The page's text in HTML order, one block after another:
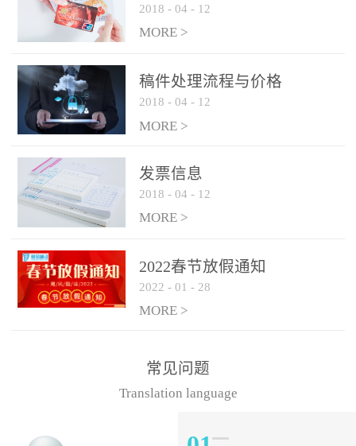
2018 - 04 - 12
MORE >
稿件处理流程与价格
2018 - 04 - 12
MORE >
发票信息
2018 - 04 - 12
MORE >
2022春节放假通知
2022 - 01 - 28
MORE >
常见问题
Translation language